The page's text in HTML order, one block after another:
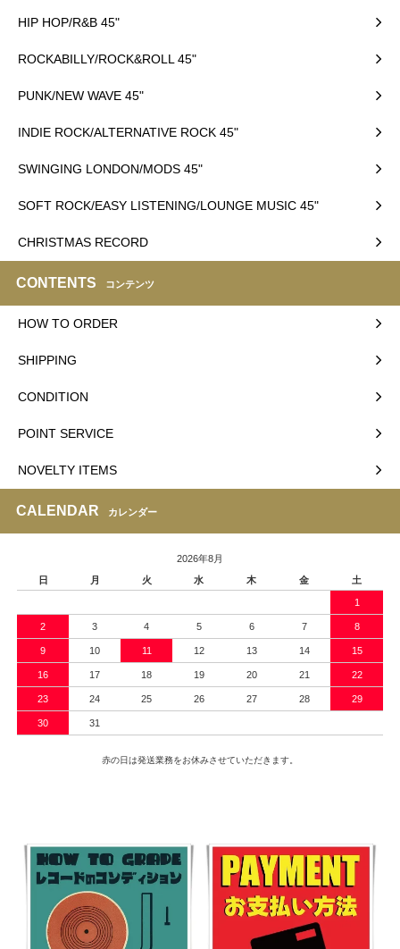
HIP HOP/R&B 45"
ROCKABILLY/ROCK&ROLL 45"
PUNK/NEW WAVE 45"
INDIE ROCK/ALTERNATIVE ROCK 45"
SWINGING LONDON/MODS 45"
SOFT ROCK/EASY LISTENING/LOUNGE MUSIC 45"
CHRISTMAS RECORD
CONTENTS コンテンツ
HOW TO ORDER
SHIPPING
CONDITION
POINT SERVICE
NOVELTY ITEMS
CALENDAR カレンダー
2026年8月
日
月 火 水 木 金 土
1
2 3 4 5 6 7 8
9 10 11 12 13 14 15
16 17 18 19 20 21 22
23 24 25 26 27 28 29
30 31
赤の日は発送業務をお休みさせていただきます。